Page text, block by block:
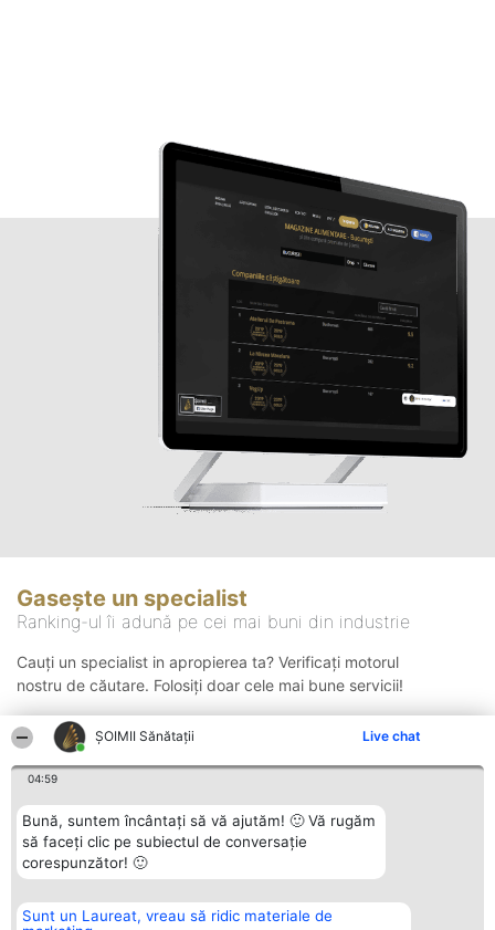
ŞOIMII Sănătații Live chat
04:59
Bună, suntem încântați să vă ajutăm! 🙂 Vă rugăm
să faceți clic pe subiectul de conversație
corespunzător! 🙂
Sunt un Laureat, vreau să ridic materiale de
Gasește un specialist
Ranking-ul îi adună pe cei mai buni din industrie
Cauți un specialist in apropierea ta? Verificați motorul
nostru de căutare. Folosiți doar cele mai bune servicii!
Organizator Ranking Plebiscyt Contact